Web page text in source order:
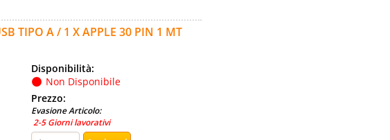
TIPO A / 1 X APPLE 30 PIN 1 MT
Disponibilità:
Non Disponibile
Prezzo:
Evasione Articolo:
2-5 Giorni lavorativi